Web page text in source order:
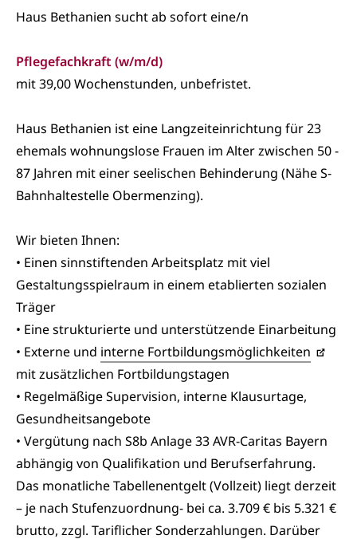
Haus Bethanien sucht ab sofort eine/n
Pflegefachkraft (w/m/d)
mit 39,00 Wochenstunden, unbefristet.
Haus Bethanien ist eine Langzeiteinrichtung für 23
ehemals wohnungslose Frauen im Alter zwischen 50 -
87 Jahren mit einer seelischen Behinderung (Nähe S-
Bahnhaltestelle Obermenzing).
Wir bieten Ihnen:
• Einen sinnstiftenden Arbeitsplatz mit viel
Gestaltungsspielraum in einem etablierten sozialen
Träger
• Eine strukturierte und unterstützende Einarbeitung
• Externe und interne Fortbildungsmöglichkeiten
mit zusätzlichen Fortbildungstagen
• Regelmäßige Supervision, interne Klausurtage,
Gesundheitsangebote
• Vergütung nach S8b Anlage 33 AVR-Caritas Bayern
abhängig von Qualifikation und Berufserfahrung.
Das monatliche Tabellenentgelt (Vollzeit) liegt derzeit
– je nach Stufenzuordnung- bei ca. 3.709 € bis 5.321 €
brutto, zzgl. Tariflicher Sonderzahlungen. Darüber